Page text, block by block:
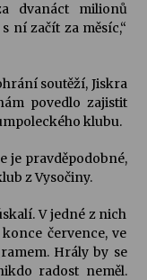
Rufus Miller
dvanáct milionů
ní začít za měsíc,“
soutěží, Jiskra
povedlo zajistit
klubu.
je pravděpodobné,
z Vysočiny.
V jedné z nich
července, ve
Hrály by se
radost neměl.